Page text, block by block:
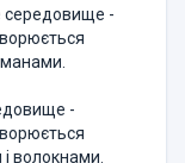
середовище -
-
волокнами.